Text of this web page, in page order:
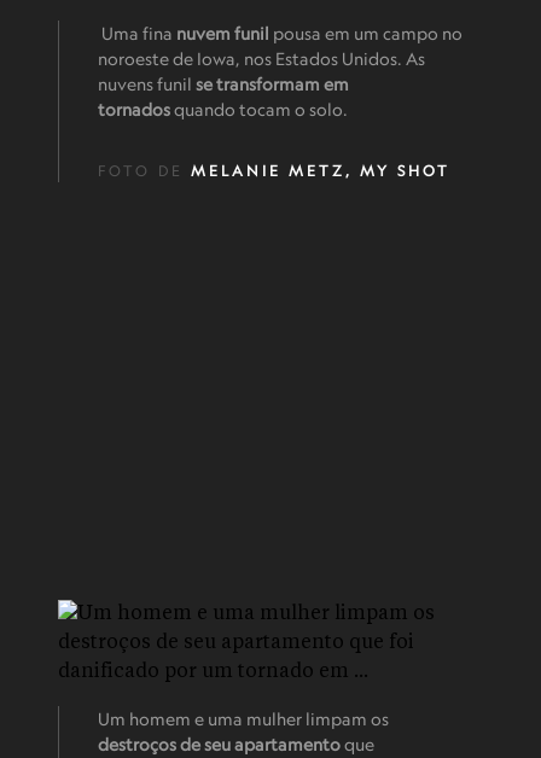
Uma fina nuvem funil pousa em um campo no
noroeste de Iowa, nos Estados Unidos. As
nuvens funil se transformam em
tornadosquando tocam o solo.
FOTO DE MELANIE METZ, MY SHOT
Um homem e uma mulher limpam os
destroços de seu apartamentoque